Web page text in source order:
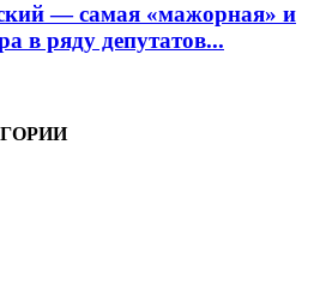
— самая «мажорная» и
в ряду депутатов...